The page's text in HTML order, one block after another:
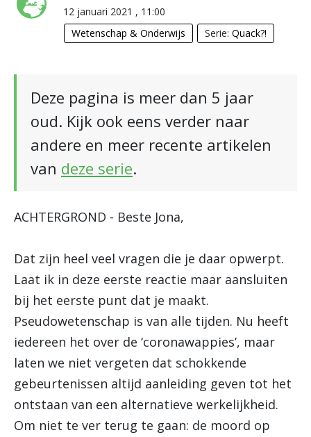
12 januari 2021 , 11:00
Wetenschap & Onderwijs
Serie: Quack?!
Deze pagina is meer dan 5 jaar
oud. Kijk ook eens verder naar
andere en meer recente artikelen
van deze serie.
ACHTERGROND - Beste Jona,
Dat zijn heel veel vragen die je daar opwerpt.
Laat ik in deze eerste reactie maar aansluiten
bij het eerste punt dat je maakt.
Pseudowetenschap is van alle tijden. Nu heeft
iedereen het over de ‘coronawappies’, maar
laten we niet vergeten dat schokkende
gebeurtenissen altijd aanleiding geven tot het
ontstaan van een alternatieve werkelijkheid.
Om niet te ver terug te gaan: de moord op